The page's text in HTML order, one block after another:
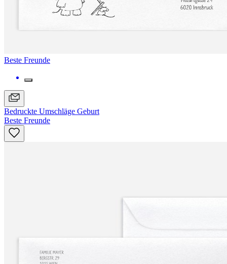
Beste Freunde
Bedruckte Umschläge Geburt
Beste Freunde